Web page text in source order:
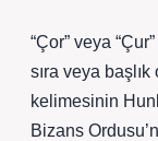
“Çor” veya
sıra veya başlık
kelimesinin
Bizans